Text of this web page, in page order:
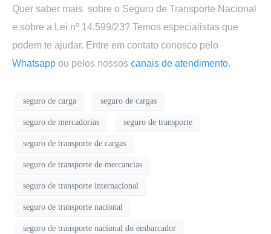
Quer saber mais sobre o Seguro de Transporte Nacional
e sobre a Lei nº 14.599/23? Temos especialistas que
podem te ajudar. Entre em contato conosco pelo
Whatsapp ou pelos nossos canais de atendimento.
seguro de carga seguro de cargas
seguro de mercadorias seguro de transporte
seguro de transporte de cargas
seguro de transporte de mercancias
seguro de transporte internacional
seguro de transporte nacional
seguro de transporte nacional do embarcador